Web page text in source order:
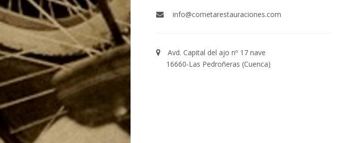
info@cometarestauraciones.com
Avd. Capital del ajo nº 17 nave
16660-Las Pedroñeras (Cuenca)